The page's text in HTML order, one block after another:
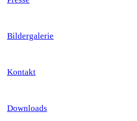
Bildergalerie
Kontakt
Downloads